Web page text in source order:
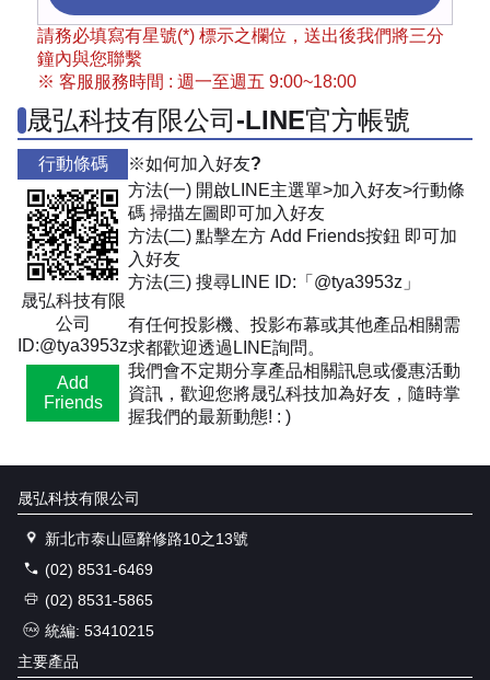
請務必填寫有星號(*) 標示之欄位，送出後我們將三分
鐘內與您聯繫
※ 客服服務時間 : 週一至週五 9:00~18:00
晟弘科技有限公司-LINE官方帳號
行動條碼
晟弘科技有限
公司
ID:@tya3953z
Add
Friends
※如何加入好友?
方法(一) 開啟LINE主選單>加入好友>行動條
碼 掃描左圖即可加入好友
方法(二) 點擊左方 Add Friends按鈕 即可加
入好友
方法(三) 搜尋LINE ID:「@tya3953z」
有任何投影機、投影布幕或其他產品相關需
求都歡迎透過LINE詢問。
我們會不定期分享產品相關訊息或優惠活動
資訊，歡迎您將晟弘科技加為好友，隨時掌
握我們的最新動態! : )
晟弘科技有限公司
新北市泰山區辭修路10之13號
(02) 8531-6469
(02) 8531-5865
統編: 53410215
主要產品